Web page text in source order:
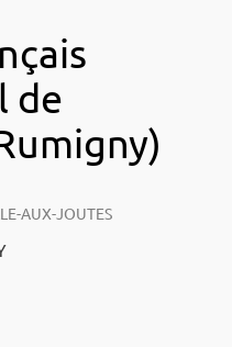
de
AUX-JOUTES